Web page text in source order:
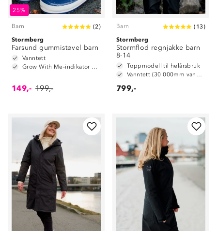
25%
Barn (2)
Stormberg
Farsund gummistøvel barn
Vanntett
Grow With Me-indikator på innersåle
149,- 199,-
Barn ( 13)
Stormberg
Stormflod regnjakke barn
8-14
Toppmodell til helårsbruk
Vanntett (30 000mm vannsøyle)
799,-